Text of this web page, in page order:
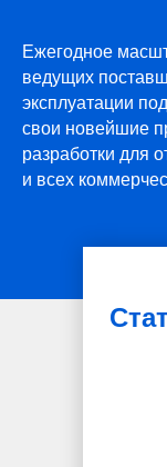
Ежегодное
ведущих
эксплуатации
свои новейшие
разработки для
и всех